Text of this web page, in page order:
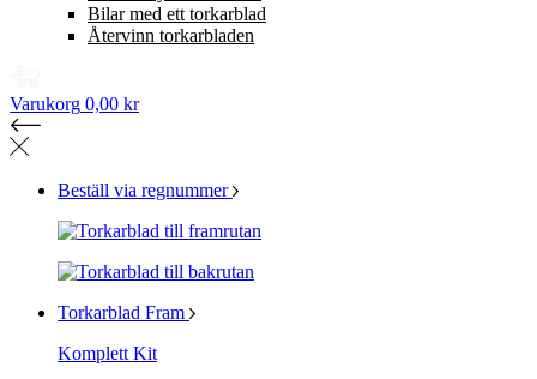
Bilar med ett torkarblad
Återvinn torkarbladen
Varukorg 0,00 kr
Beställ via regnummer
Torkarblad Fram
Komplett Kit